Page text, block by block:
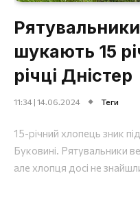
шукають 15
річці Дністер
11:34 | 14.06.2024 Теги
15-річний хлопець зник
Буковині. Рятувальники
але хлопця досі не